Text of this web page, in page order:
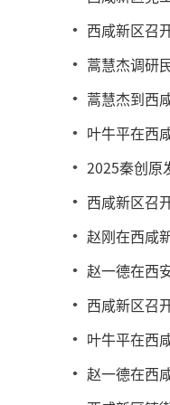
西咸新区召
蒿慧杰调研
蒿慧杰到西
叶牛平在西
2025秦创原
西咸新区召
赵刚在西咸
赵一德在西
西咸新区召
叶牛平在西
赵一德在西